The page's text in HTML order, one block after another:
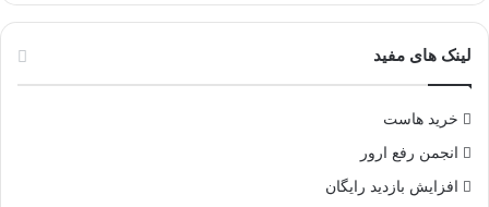
لینک های مفید
خرید هاست
انجمن رفع ارور
افزایش بازدید رایگان